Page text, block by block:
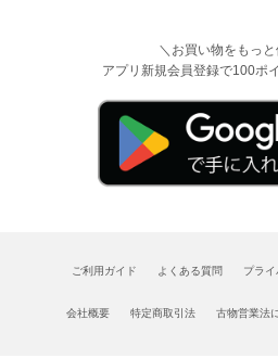
＼お買い物をもっと
アプリ新規会員登録で100ポ
ご利用ガイド よくある質問 プラ
会社概要 特定商取引法 古物営業法